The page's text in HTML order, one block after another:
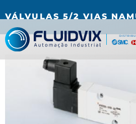
VÁLVULAS 5/2 VIAS